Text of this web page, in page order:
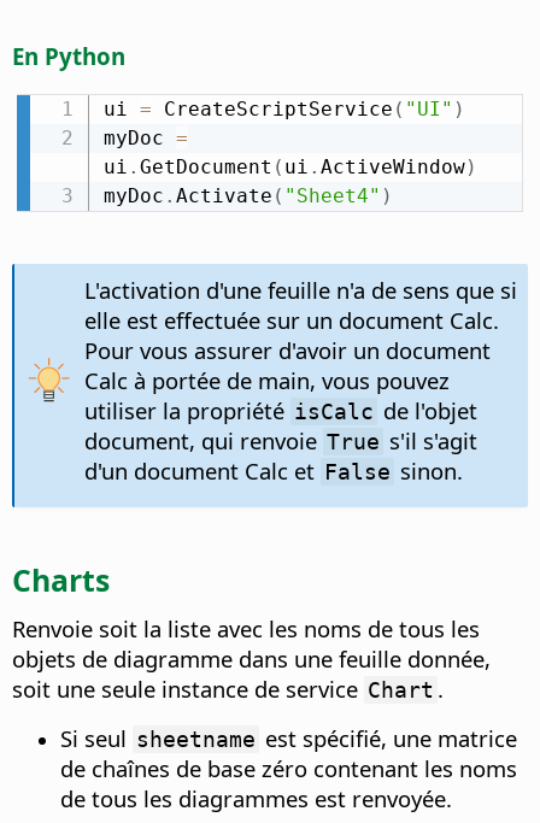
En Python
ui = CreateScriptService ( "UI" )
myDoc =
ui . GetDocument ( ui . ActiveWindow)
myDoc . Activate ( "Sheet4" )
L'activation d'une feuille n'a de sens que si
elle est effectuée sur un document Calc.
Pour vous assurer d'avoir un document
Calc à portée de main, vous pouvez
utiliser la propriété isCalc de l'objet
document, qui renvoie True s'il s'agit
d'un document Calc et False sinon.
Charts
Renvoie soit la liste avec les noms de tous les
objets de diagramme dans une feuille donnée,
soit une seule instance de service Chart .
Si seul sheetname est spécifié, une matrice
de chaînes de base zéro contenant les noms
de tous les diagrammes est renvoyée.